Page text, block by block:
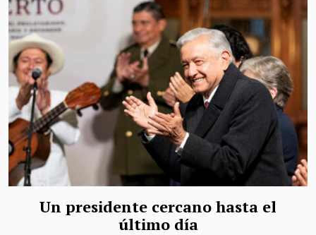
Un presidente cercano hasta el
último día